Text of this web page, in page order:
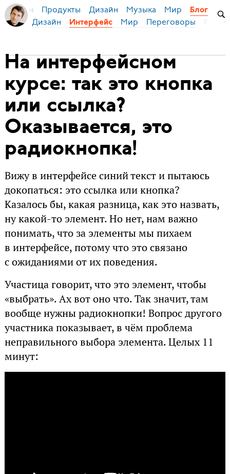
Бирман Продукты Дизайн Музыка Мир Блог
Дизайн Интерфейс Мир Переговоры
На интерфейсном
курсе: так это кнопка
или ссылка?
Оказывается, это
радиокнопка!
Вижу в интерфейсе синий текст и пытаюсь
докопаться: это ссылка или кнопка?
Казалось бы, какая разница, как это назвать,
ну какой-то элемент. Но нет, нам важно
понимать, что за элементы мы пихаем
в интерфейсе, потому что это связано
с ожиданиями от их поведения.
Участица говорит, что это элемент, чтобы
«выбрать». Ах вот оно что. Так значит, там
вообще нужны радиокнопки! Вопрос другого
участника показывает, в чём проблема
неправильного выбора элемента. Целых 11
минут: